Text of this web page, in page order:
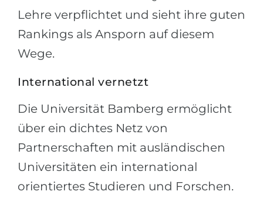
Lehre verpflichtet und sieht ihre guten
Rankings als Ansporn auf diesem
Wege.
International vernetzt
Die Universität Bamberg ermöglicht
über ein dichtes Netz von
Partnerschaften mit ausländischen
Universitäten ein international
orientiertes Studieren und Forschen.